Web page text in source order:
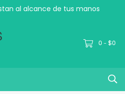
al alcance de tus manos
0 - $0